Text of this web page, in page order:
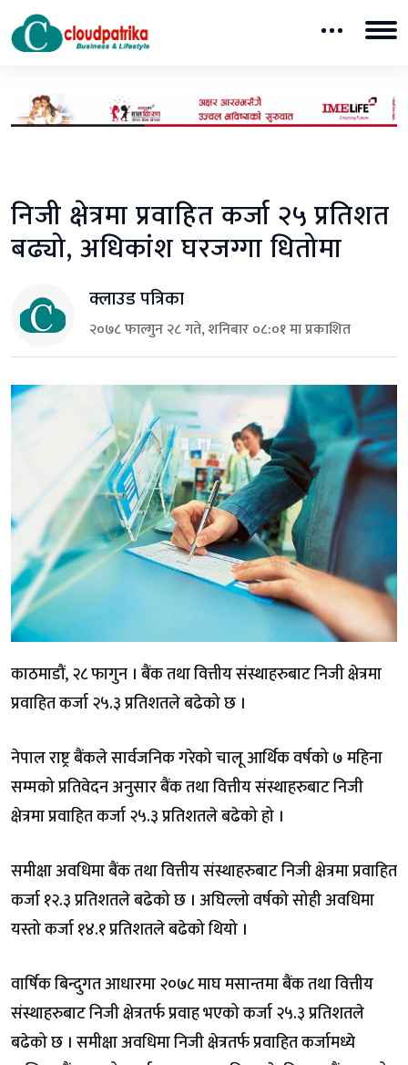
निजी क्षेत्रमा प्रवाहित कर्जा २५ प्रतिशत
बढ्यो, अधिकांश घरजग्गा धितोमा
क्लाउड पत्रिका
२०७८ फाल्गुन २८ गते, शनिबार ०८:०१ मा प्रकाशित
काठमाडौं, २८ फागुन । बैंक तथा वित्तीय संस्थाहरुबाट निजी क्षेत्रमा
प्रवाहित कर्जा २५.३ प्रतिशतले बढेको छ ।
नेपाल राष्ट्र बैंकले सार्वजनिक गरेको चालू आर्थिक वर्षको ७ महिना
सम्मको प्रतिवेदन अनुसार बैंक तथा वित्तीय संस्थाहरुबाट निजी
क्षेत्रमा प्रवाहित कर्जा २५.३ प्रतिशतले बढेको हो ।
समीक्षा अवधिमा बैंक तथा वित्तीय संस्थाहरुबाट निजी क्षेत्रमा प्रवाहित
कर्जा १२.३ प्रतिशतले बढेको छ । अघिल्लो वर्षको सोही अवधिमा
यस्तो कर्जा १४.१ प्रतिशतले बढेको थियो ।
वार्षिक बिन्दुगत आधारमा २०७८ माघ मसान्तमा बैंक तथा वित्तीय
संस्थाहरुबाट निजी क्षेत्रतर्फ प्रवाह भएको कर्जा २५.३ प्रतिशतले
बढेको छ । समीक्षा अवधिमा निजी क्षेत्रतर्फ प्रवाहित कर्जामध्ये